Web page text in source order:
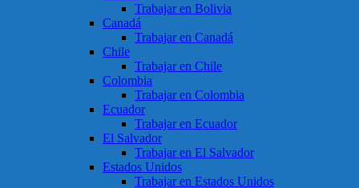
Trabajar en Bolivia
Canadá
Trabajar en Canadá
Chile
Trabajar en Chile
Colombia
Trabajar en Colombia
Ecuador
Trabajar en Ecuador
El Salvador
Trabajar en El Salvador
Estados Unidos
Trabajar en Estados Unidos